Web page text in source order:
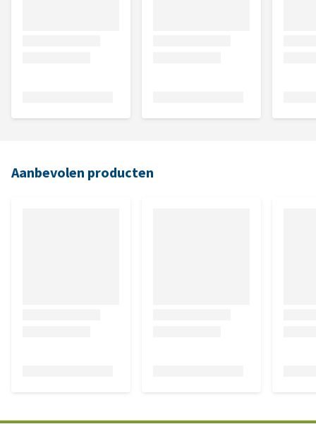
Aanbevolen producten